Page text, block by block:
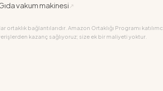
vakum makinesi↗
ortaklık bağlantılarıdır. Amazon Ortaklığı Programı
kazanç sağlıyoruz; size ek bir maliyeti yoktur.